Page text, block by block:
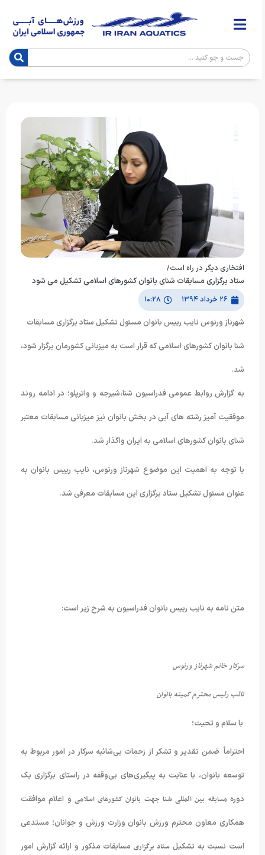
افتخاری دیگر در راه است/
ستاد برگزاری مسابقات شنای بانوان کشورهای اسلامی تشکیل می شود
۲۶ خرداد ۱۳۹۴ ۱۰:۲۸
شهرناز ورنوس نایب رییس بانوان مسئول تشکیل ستاد برگزاری مسابقات
شنا بانوان کشورهای اسلامی که قرار است به میزبانی کشورمان برگزار شود،
شد.
به گزارش روابط عمومی فدراسیون شنا،شیرجه و واترپلو؛ در ادامه روند
موفقیت آمیز رشته های آبی در بخش بانوان نیز میزبانی مسابقات معتبر
شنای بانوان کشورهای اسلامی به ایران واگذار شد.
با توجه به اهمیت این موضوع شهرناز ورنوس، نایب رییس بانوان به
عنوان مسئول تشکیل ستاد برگزاری این مسابقات معرفی شد.
متن نامه به نایب رییس بانوان فدراسیون به شرح زیر است:
سرکار خانم شهرناز ورنوس
نائب رئیس محترم کمیته بانوان
با سلام و تحیت؛
احتراماً ضمن تقدیر و تشکر از زحمات بی‌شائبه سرکار در امور مربوط به
توسعه بانوان، با عنایت به پیگیری‌های بی‌وقفه در راستای برگزاری یک
دوره مسابقه بین المللی شنا جهت بانوان کشورهای اسلامیو اعلام موافقت
همکاری معاون محترم ورزش بانوان وزارت ورزش و جوانان؛ مستدعی
است نسبت به تشکیلستاد برگزاریمسابقات مذکور و ارائه گزارش امور